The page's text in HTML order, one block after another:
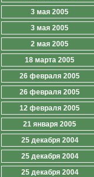
3 мая 2005
3 мая 2005
2 мая 2005
18 марта 2005
26 февраля 2005
26 февраля 2005
12 февраля 2005
21 января 2005
25 декабря 2004
25 декабря 2004
25 декабря 2004